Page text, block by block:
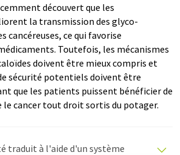
découvert que les
la transmission des glyco-
cancéreuses, ce qui favorise
Toutefois, les mécanismes
doivent être mieux compris et
sécurité potentiels doivent être
que les patients puissent bénéficier de
cancer tout droit sortis du potager.
traduit à l'aide d'un système